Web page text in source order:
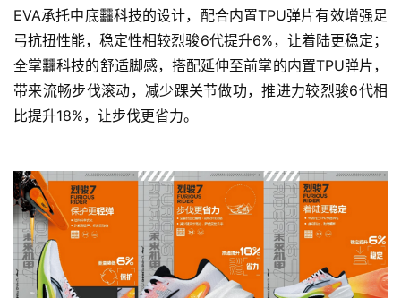
EVA承托中底䨻科技的设计，配合内置TPU弹片有效增强足
弓抗扭性能，稳定性相较烈骏6代提升6%，让着陆更稳定；
全掌䨻科技的舒适脚感，搭配延伸至前掌的内置TPU弹片，
带来流畅步伐滚动，减少踝关节做功，推进力较烈骏6代相
比提升18%，让步伐更省力。